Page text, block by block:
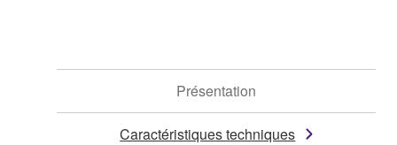
Présentation
Caractéristiques techniques